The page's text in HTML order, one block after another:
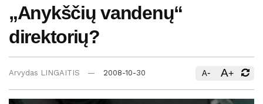
„Anykščių vandenų“
direktorių?
Arvydas LINGAITIS 2008-10-30 A- A+